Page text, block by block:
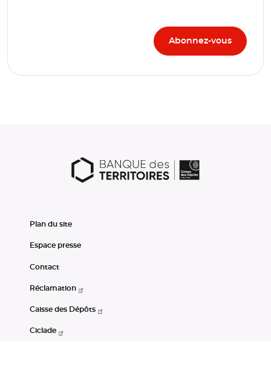
Plan du site
Espace presse
Contact
Réclamation
Caisse des Dépôts
Ciclade